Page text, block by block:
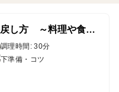
皮つき厚切り切り干し大根の戻し方 ～料理や食感等にあわせて～
調理時間: 30分
下準備・コツ